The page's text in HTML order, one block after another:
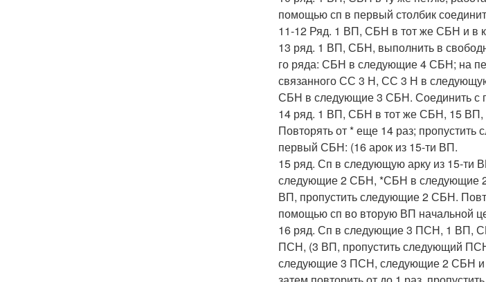
помощью сп в первый столбик
11-12 Ряд. 1 ВП, СБН в тот же СБН и в
13 ряд. 1 ВП, СБН, выполнить в
го ряда: СБН в следующие 4 СБН; на
связанного СС 3 Н, СС 3 Н в
СБН в следующие 3 СБН. Соединить
14 ряд. 1 ВП, СБН в тот же СБН, 15
Повторять от * еще 14 раз;
первый СБН: (16 арок из 15-ти ВП.
15 ряд. Сп в следующую арку из 15-ти
следующие 2 СБН, *СБН в следующие
ВП, пропустить следующие 2 СБН.
помощью сп во вторую ВП начальной
16 ряд. Сп в следующие 3 ПСН, 1 ВП,
ПСН, (3 ВП, пропустить следующий
следующие 3 ПСН, следующие 2 СБН